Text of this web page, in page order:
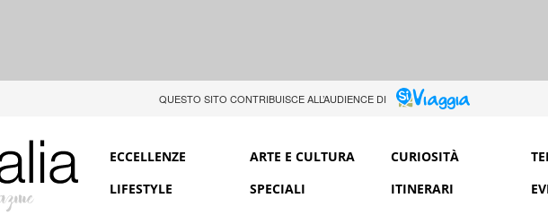
QUESTO SITO CONTRIBUISCE ALL’AUDIENCE DI
ECCELLENZE ARTE E CULTURA CURIOSITÀ
LIFESTYLE
SPECIALI ITINERARI